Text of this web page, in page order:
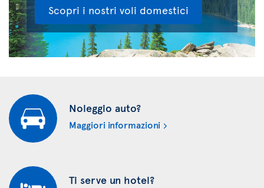
Scopri i nostri voli domestici
Noleggio auto?
Maggiori informazioni
Ti serve un hotel?